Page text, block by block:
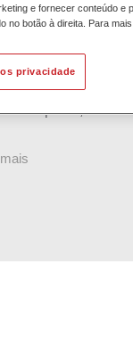
HS Race
Topcoat 691
rápidos,
e fornecer conteúdo e
no botão à direita. Para
privacidade